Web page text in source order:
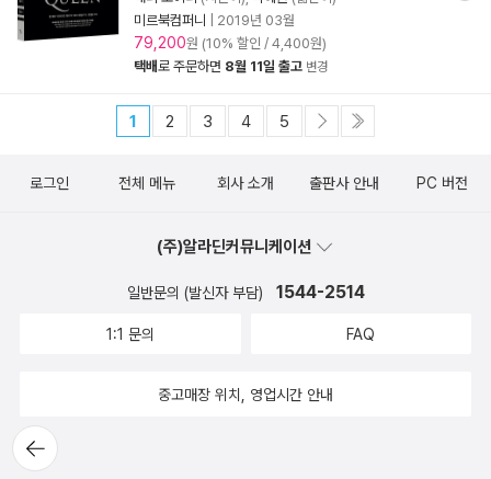
미르북컴퍼니
2019년 03월
79,200원 (10% 할인 / 4,400원)
택배로 주문하면 8월 11일 출고 변경
1 2 3 4 5
뒤로가
기
로그인 전체 메뉴 회사 소개 출판사 안내 PC 버전
(주)알라딘커뮤니케이션
일반문의 (발신자 부담) 1544-2514
1:1 문의 FAQ
중고매장 위치, 영업시간 안내